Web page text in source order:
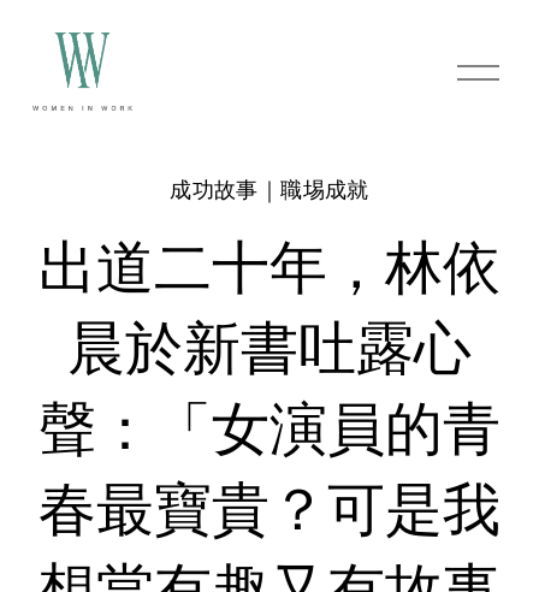
O
p
出道二十年，林依
晨於新書吐露心
聲：「女演員的青
春最寶貴？可是我
成功故事｜職埸成就